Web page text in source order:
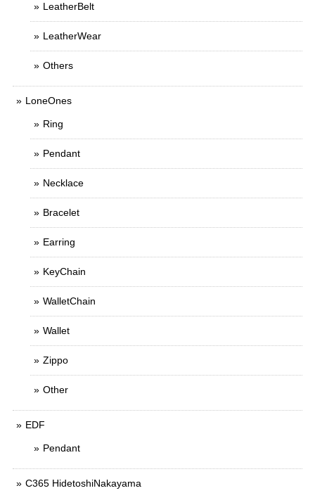
LeatherBelt
LeatherWear
Others
LoneOnes
Ring
Pendant
Necklace
Bracelet
Earring
KeyChain
WalletChain
Wallet
Zippo
Other
EDF
Pendant
C365 HidetoshiNakayama